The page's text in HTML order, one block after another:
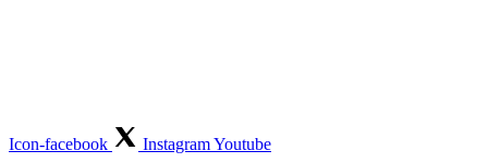
Icon-facebook InstagramYoutube